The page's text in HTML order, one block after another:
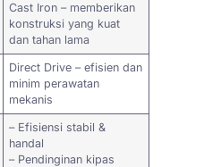
Cast Iron – memberikan
konstruksi yang kuat
dan tahan lama
Direct Drive – efisien dan
minim perawatan
mekanis
– Efisiensi stabil &
handal
– Pendinginan kipas